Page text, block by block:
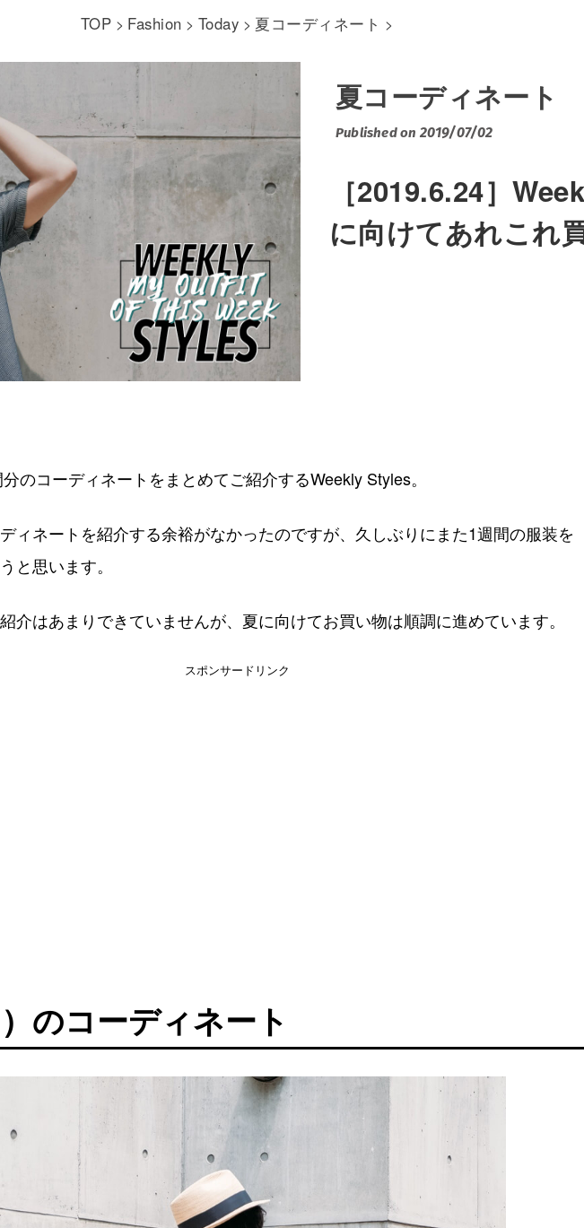
TOP > Fashion > Today > 夏コーディネート >
夏コーディネート
Published on 2019/07/02
［2019.6.24］
に向けてあれこれ
のコーディネートをまとめてご紹介するWeekly Styles。
ィネートを紹介する余裕がなかったのですが、久しぶりにまた1週間の服装を
と思います。
介はあまりできていませんが、夏に向けてお買い物は順調に進めています。
スポンサードリンク
のコーディネート